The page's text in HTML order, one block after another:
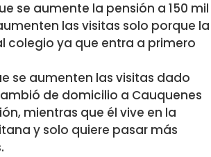
se aumente la pensión a 150 mil
las visitas solo porque la
colegio ya que entra a primero
se aumenten las visitas dado
de domicilio a Cauquenes
mientras que él vive en la
y solo quiere pasar más